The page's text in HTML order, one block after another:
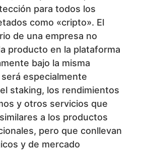
para todos los
como «cripto». El
de una empresa no
producto en la plataforma
bajo la misma
especialmente
staking, los rendimientos
y otros servicios que
a los productos
pero que conllevan
y de mercado